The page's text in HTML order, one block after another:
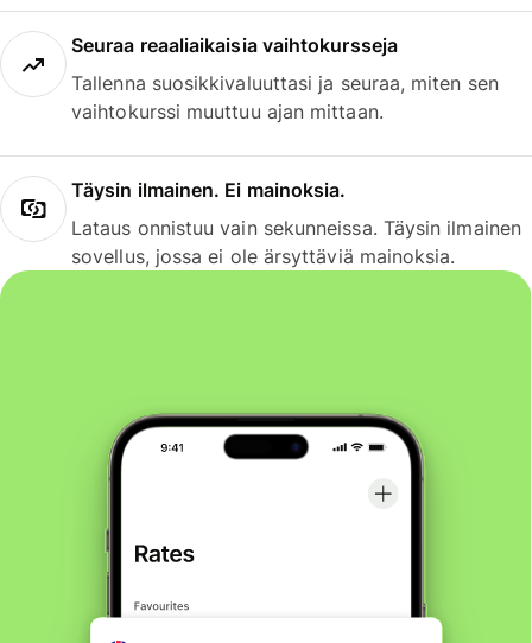
Seuraa reaaliaikaisia vaihtokursseja
Tallenna suosikkivaluuttasi ja seuraa, miten sen
vaihtokurssi muuttuu ajan mittaan.
Täysin ilmainen. Ei mainoksia.
Lataus onnistuu vain sekunneissa. Täysin ilmainen
sovellus, jossa ei ole ärsyttäviä mainoksia.